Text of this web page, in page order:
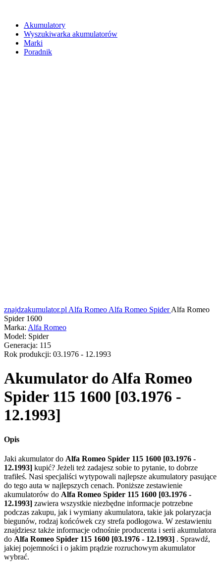
Akumulatory
Wyszukiwarka akumulatorów
Marki
Poradnik
znajdzakumulator.pl Alfa Romeo Alfa Romeo Spider Alfa Romeo
Spider 1600
Marka: Alfa Romeo
Model: Spider
Generacja: 115
Rok produkcji: 03.1976 - 12.1993
Akumulator doAlfa Romeo
Spider 115 1600 [03.1976 -
12.1993]
Opis
Jaki akumulator do Alfa Romeo Spider 115 1600 [03.1976 -
12.1993] kupić? Jeżeli też zadajesz sobie to pytanie, to dobrze
trafiłeś. Nasi specjaliści wytypowali najlepsze akumulatory pasujące
do tego auta w najlepszych cenach. Poniższe zestawienie
akumulatorów do Alfa Romeo Spider 115 1600 [03.1976 -
12.1993] zawiera wszystkie niezbędne informacje potrzebne
podczas zakupu, jak i wymiany akumulatora, takie jak polaryzacja
biegunów, rodzaj końcówek czy strefa podłogowa. W zestawieniu
znajdziesz także informacje odnośnie producenta i serii akumulatora
do Alfa Romeo Spider 115 1600 [03.1976 - 12.1993] . Sprawdź,
jakiej pojemności i o jakim prądzie rozruchowym akumulator
wybrać.